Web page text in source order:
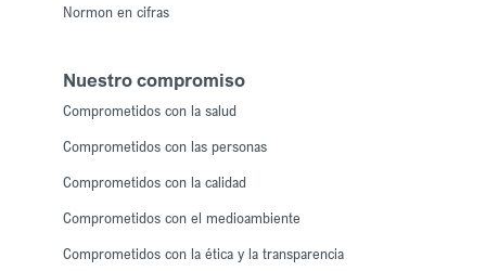
Normon en cifras
Nuestro compromiso
Comprometidos con la salud
Comprometidos con las personas
Comprometidos con la calidad
Comprometidos con el medioambiente
Comprometidos con la ética y la transparencia